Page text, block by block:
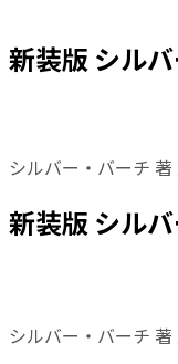
新装版 シル
シルバー・バーチ
新装版 シル
シルバー・バーチ